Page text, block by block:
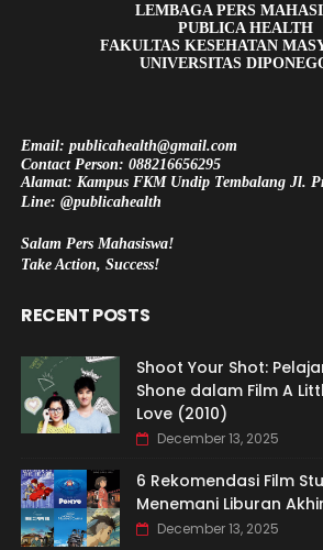
LEMBAGA PERS
PUBLICA HEALTH
FAKULTAS KESEHATAN
UNIVERSITAS
Email: publicahealth@gmail.com
Contact Person: 088216656295
Alamat: Kampus FKM Undip Tembalang Jl.
Line: @publicahealth
Salam Pers Mahasiswa!
Take Action, Success!
RECENT POSTS
Shoot Your Shot:
Shone dalam Film A
Love (2010)
December 13, 2025
6 Rekomendasi Film
Menemani Liburan
December 13, 2025